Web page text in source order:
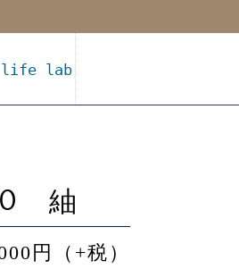
lab
０ 紬
円（+税）